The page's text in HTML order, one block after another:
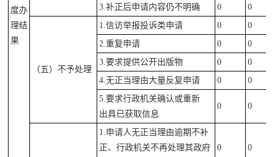
度办
理结
果
3.补正后申请内容仍不明确 0 0
（五）不予处理
1.信访举报投诉类申请 0 0
2.重复申请
0 0
3.要求提供公开出版物
0 0
4.无正当理由大量反复申请
0 0
5.要求行政机关确认或重新
出具已获取信息
0 0
1.申请人无正当理由逾期不补
正、行政机关不再处理其政府
0 0